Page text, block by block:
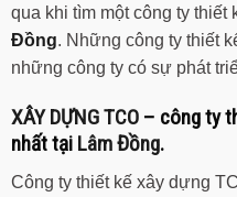
qua khi tìm một công ty thiết
Đồng. Những công ty thiết
những công ty có sự phát
XÂY DỰNG TCO – công ty
nhất tại Lâm Đồng.
Công ty thiết kế xây dựng